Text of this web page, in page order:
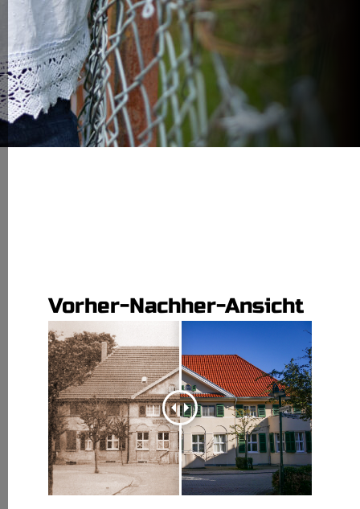
Vorher-Nachher-Ansicht